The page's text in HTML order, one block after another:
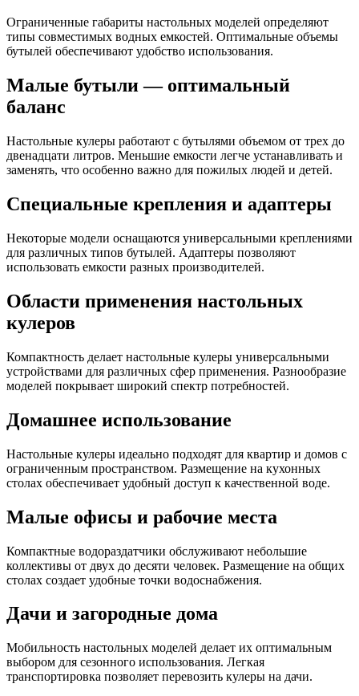
Ограниченные габариты настольных моделей определяют
типы совместимых водных емкостей. Оптимальные объемы
бутылей обеспечивают удобство использования.
Малые бутыли — оптимальный
баланс
Настольные кулеры работают с бутылями объемом от трех до
двенадцати литров. Меньшие емкости легче устанавливать и
заменять, что особенно важно для пожилых людей и детей.
Специальные крепления и адаптеры
Некоторые модели оснащаются универсальными креплениями
для различных типов бутылей. Адаптеры позволяют
использовать емкости разных производителей.
Области применения настольных
кулеров
Компактность делает настольные кулеры универсальными
устройствами для различных сфер применения. Разнообразие
моделей покрывает широкий спектр потребностей.
Домашнее использование
Настольные кулеры идеально подходят для квартир и домов с
ограниченным пространством. Размещение на кухонных
столах обеспечивает удобный доступ к качественной воде.
Малые офисы и рабочие места
Компактные водораздатчики обслуживают небольшие
коллективы от двух до десяти человек. Размещение на общих
столах создает удобные точки водоснабжения.
Дачи и загородные дома
Мобильность настольных моделей делает их оптимальным
выбором для сезонного использования. Легкая
транспортировка позволяет перевозить кулеры на дачи.